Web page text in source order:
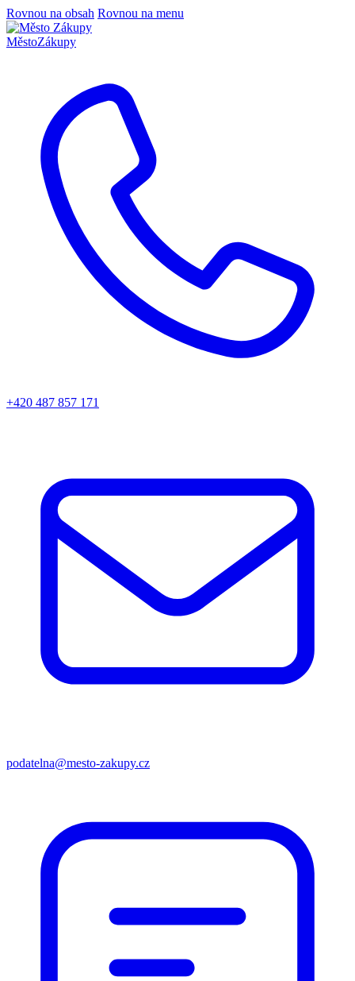
Rovnou na obsah Rovnou na menu
MěstoZákupy
+420 487 857 171
podatelna@mesto-zakupy.cz